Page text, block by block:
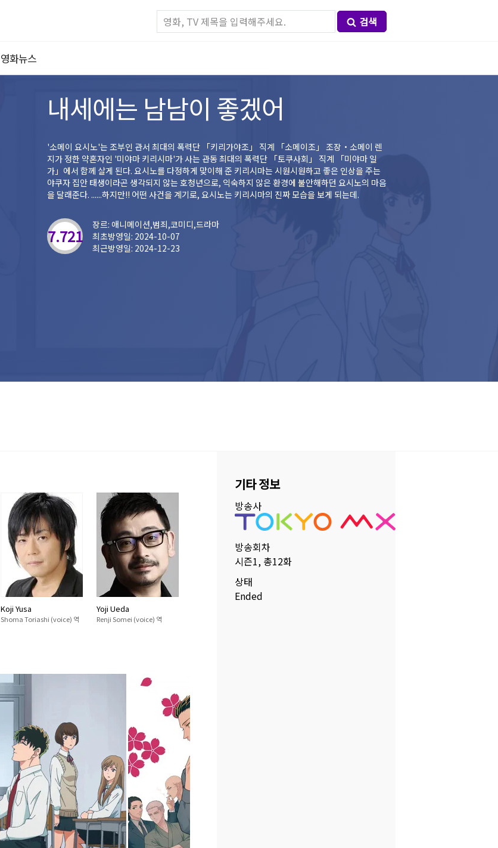
검색
영화뉴스
내세에는 남남이 좋겠어
'소메이 요시노'는 조부인 관서 최대의 폭력단 「키리가야조」 직계 「소메이조」 조장・소메이 렌
지가 정한 약혼자인 '미야마 키리시마'가 사는 관동 최대의 폭력단 「토쿠사회」 직계 「미야마 일
가」에서 함께 살게 된다. 요시노를 다정하게 맞이해 준 키리시마는 시원시원하고 좋은 인상을 주는
야쿠자 집안 태생이라곤 생각되지 않는 호청년으로, 익숙하지 않은 환경에 불안해하던 요시노의 마음
을 달래준다. ......하지만!! 어떤 사건을 계기로, 요시노는 키리시마의 진짜 모습을 보게 되는데.
7.721
장르: 애니메이션,범죄,코미디,드라마
최초방영일: 2024-10-07
최근방영일: 2024-12-23
Koji Yusa
Shoma Toriashi (voice) 역
Yoji Ueda
Renji Somei (voice) 역
기타 정보
방송사
방송회차
시즌1, 총12화
상태
Ended